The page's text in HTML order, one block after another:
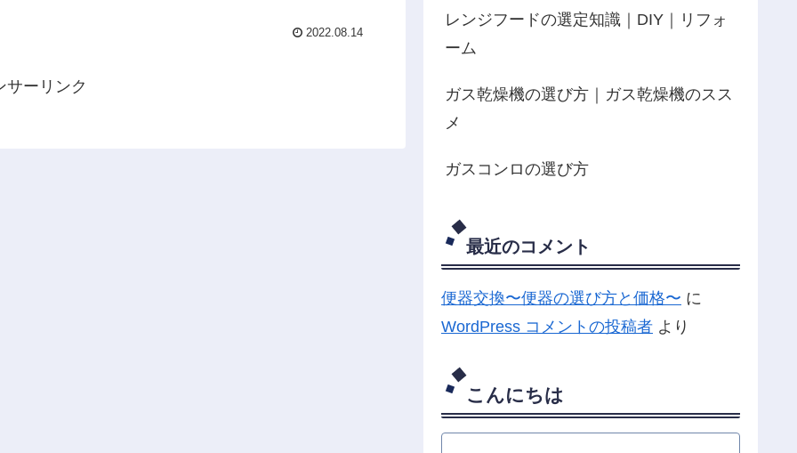
2022.08.14
サーリンク
レンジフードの選定知識｜DIY｜リフォ
ーム
ガス乾燥機の選び方｜ガス乾燥機のスス
メ
ガスコンロの選び方
最近のコメント
便器交換〜便器の選び方と価格〜 に
WordPress コメントの投稿者 より
こんにちは